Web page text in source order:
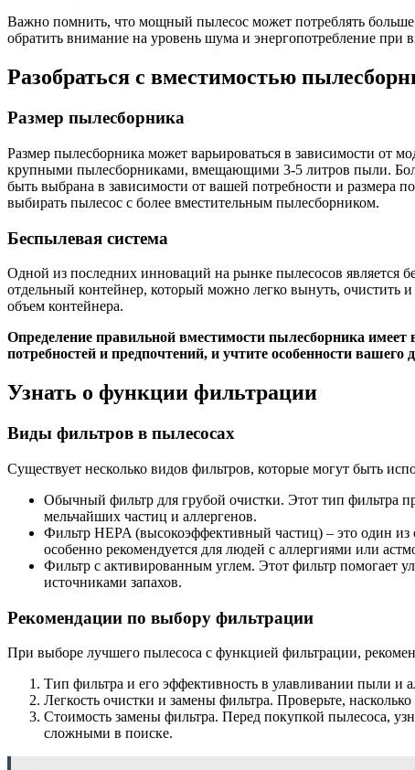
Важно помнить, что мощный пылесос может потреблять
обратить внимание на уровень шума и энергопотребление при
Разобраться с вместимостью
Размер пылесборника
Размер пылесборника может варьироваться в зависимости от
крупными пылесборниками, вмещающими 3-5 литров пыли.
быть выбрана в зависимости от вашей потребности и размера
выбирать пылесос с более вместительным пылесборником.
Беспылевая система
Одной из последних инноваций на рынке пылесосов является
отдельный контейнер, который можно легко вынуть, очистить
объем контейнера.
Определение правильной вместимости пылесборника
потребностей и предпочтений, и учтите особенности
Узнать о функции фильтрации
Виды фильтров в пылесосах
Существует несколько видов фильтров, которые могут быть
Обычный фильтр для грубой очистки. Этот тип фильтра
мельчайших частиц и аллергенов.
Фильтр HEPA (высокоэффективный частиц) – это один
особенно рекомендуется для людей с аллергиями или
Фильтр с активированным углем. Этот фильтр помогает
источниками запахов.
Рекомендации по выбору фильтрации
При выборе лучшего пылесоса с функцией фильтрации,
Тип фильтра и его эффективность в улавливании пыли и
Легкость очистки и замены фильтра. Проверьте,
Стоимость замены фильтра. Перед покупкой пылесоса,
сложными в поиске.